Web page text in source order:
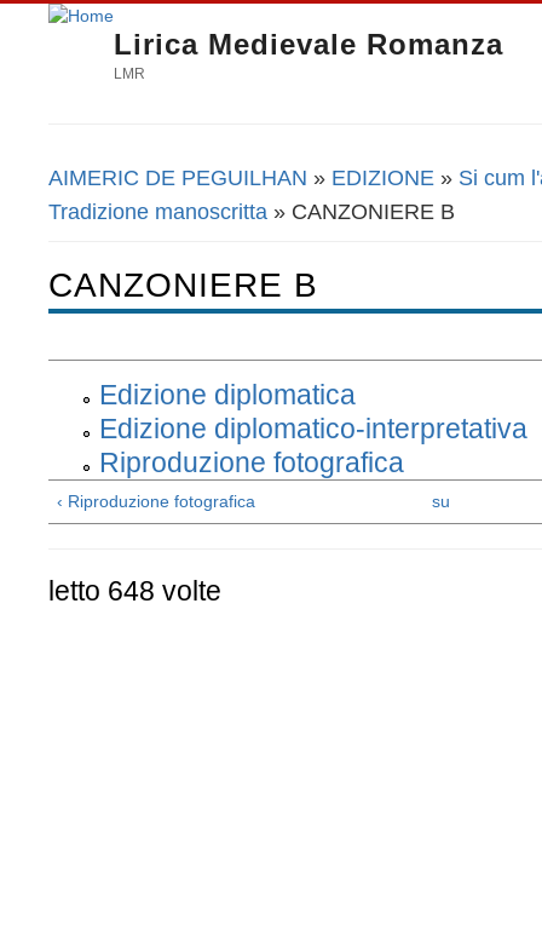
Lirica Medievale Romanza
LMR
Tu sei qui
AIMERIC DE PEGUILHAN » EDIZIONE » Si cum
Tradizione manoscritta » CANZONIERE B
CANZONIERE B
Edizione diplomatica
Edizione diplomatico-interpretativa
Riproduzione fotografica
‹ Riproduzione fotografica su
letto 648 volte